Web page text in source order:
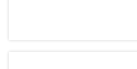
استخدامًا. ولكلٍّ منهما
علب الغطاء المزدوج
لنقل جميع...